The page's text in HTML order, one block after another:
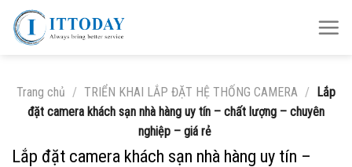
content
Trang chủ / TRIỂN KHAI LẮP ĐẶT HỆ THỐNG CAMERA /
Lắp
đặt camera khách sạn nhà hàng uy tín – chất lượng – chuyên
nghiệp – giá rẻ
Lắp đặt camera khách sạn nhà hàng uy tín –